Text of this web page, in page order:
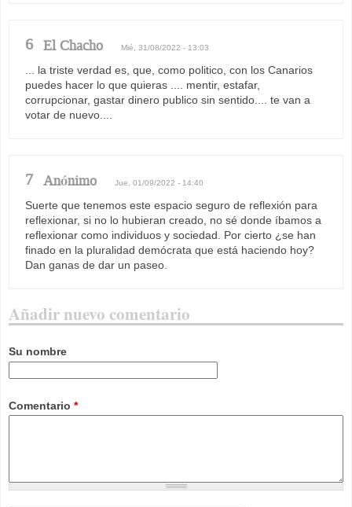
6 El Chacho Mié, 31/08/2022 - 13:03
... la triste verdad es, que, como politico, con los Canarios
puedes hacer lo que quieras .... mentir, estafar,
corrupcionar, gastar dinero publico sin sentido.... te van a
votar de nuevo....
7 Anónimo Jue, 01/09/2022 - 14:40
Suerte que tenemos este espacio seguro de reflexión para
reflexionar, si no lo hubieran creado, no sé donde íbamos a
reflexionar como individuos y sociedad. Por cierto ¿se han
finado en la pluralidad demócrata que está haciendo hoy?
Dan ganas de dar un paseo.
Añadir nuevo comentario
Su nombre
Comentario *